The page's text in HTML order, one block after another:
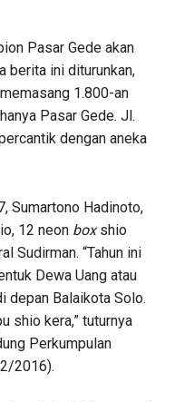
Pasar Gede akan
berita ini diturunkan,
1.800-an
Pasar Gede. Jl.
dengan aneka
Sumartono Hadinoto,
12 neon boxshio
Sudirman. “Tahun ini
Dewa Uang atau
depan Balaikota Solo.
shio kera,” tuturnya
Perkumpulan
2016).